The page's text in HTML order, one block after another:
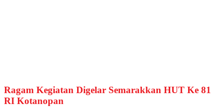
Ragam Kegiatan Digelar Semarakkan HUT Ke 81
RI Kotanopan